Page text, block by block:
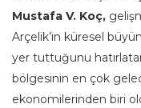
Mustafa V. Koç,
Arçelik’in küresel
yer tuttuğunu
bölgesinin en çok
ekonomilerinden biri